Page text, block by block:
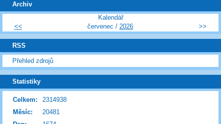
Archiv
Kalendář
<<
červenec / 2026 >>
RSS
Přehled zdrojů
Statistiky
Celkem:
2314938
Měsíc:
20481